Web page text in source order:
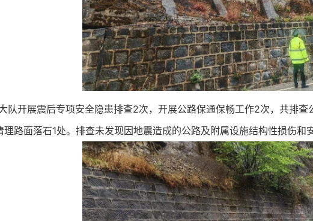
队开展震后专项安全隐患排查2次，开展公路保通保畅工作2次，共排
路面落石1处。排查未发现因地震造成的公路及附属设施结构性损伤和